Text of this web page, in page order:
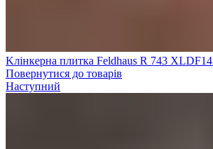
Kлінкерна плитка Feldhaus R 743 XLDF14
Повернутися до товарів
Наступний